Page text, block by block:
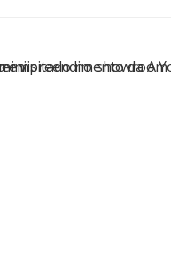
da
visitado no showroom